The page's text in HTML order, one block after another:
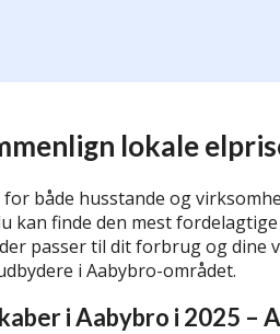
lokale
både husstande og
kan finde den mest
passer til dit forbrug og
i Aabybro-området.
i Aabybro i 2025 –